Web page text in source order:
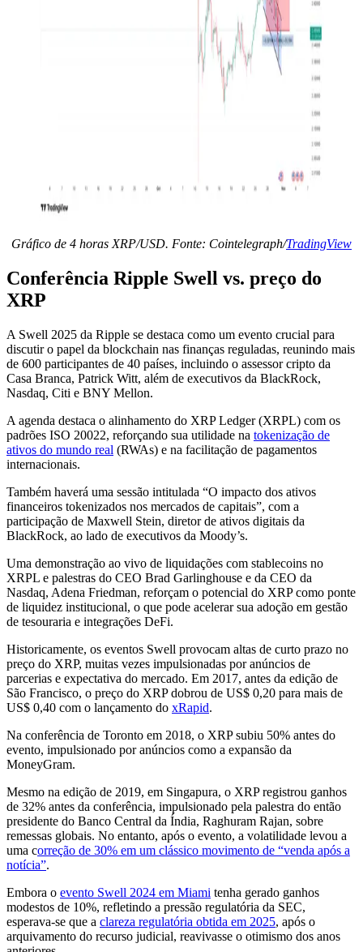
Gráfico de 4 horas XRP/USD. Fonte: Cointelegraph/TradingView
Conferência Ripple Swell vs. preço do
XRP
A Swell 2025 da Ripple se destaca como um evento crucial para
discutir o papel da blockchain nas finanças reguladas, reunindo mais
de 600 participantes de 40 países, incluindo o assessor cripto da
Casa Branca, Patrick Witt, além de executivos da BlackRock,
Nasdaq, Citi e BNY Mellon.
A agenda destaca o alinhamento do XRP Ledger (XRPL) com os
padrões ISO 20022, reforçando sua utilidade na tokenização de
ativos do mundo real (RWAs) e na facilitação de pagamentos
internacionais.
Também haverá uma sessão intitulada “O impacto dos ativos
financeiros tokenizados nos mercados de capitais”, com a
participação de Maxwell Stein, diretor de ativos digitais da
BlackRock, ao lado de executivos da Moody’s.
Uma demonstração ao vivo de liquidações com stablecoins no
XRPL e palestras do CEO Brad Garlinghouse e da CEO da
Nasdaq, Adena Friedman, reforçam o potencial do XRP como ponte
de liquidez institucional, o que pode acelerar sua adoção em gestão
de tesouraria e integrações DeFi.
Historicamente, os eventos Swell provocam altas de curto prazo no
preço do XRP, muitas vezes impulsionadas por anúncios de
parcerias e expectativa do mercado. Em 2017, antes da edição de
São Francisco, o preço do XRP dobrou de US$ 0,20 para mais de
US$ 0,40 com o lançamento do xRapid.
Na conferência de Toronto em 2018, o XRP subiu 50% antes do
evento, impulsionado por anúncios como a expansão da
MoneyGram.
Mesmo na edição de 2019, em Singapura, o XRP registrou ganhos
de 32% antes da conferência, impulsionado pela palestra do então
presidente do Banco Central da Índia, Raghuram Rajan, sobre
remessas globais. No entanto, após o evento, a volatilidade levou a
uma correção de 30% em um clássico movimento de “venda após a
notícia”.
Embora o evento Swell 2024 em Miami tenha gerado ganhos
modestos de 10%, refletindo a pressão regulatória da SEC,
esperava-se que a clareza regulatória obtida em 2025, após o
arquivamento do recurso judicial, reavivasse o otimismo dos anos